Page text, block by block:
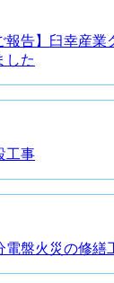
報告】臼幸産業
した
工事
電盤火災の修繕